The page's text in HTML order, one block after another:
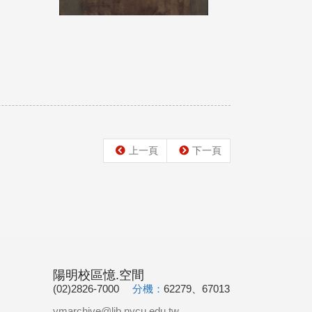
上一頁 下一頁
陽明校區憶.空間
(02)2826-7000 分機： 62279、67013